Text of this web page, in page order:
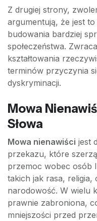
Z drugiej strony,
argumentują, że jest
budowania bardziej
społeczeństwa.
kształtowania
terminów przyczynia
dyskryminacji.
Mowa
Słowa
Mowa nienawiści jest
przekazu, które
przemoc wobec osób
takich jak rasa, religia,
narodowość. W wielu
prawnie zabroniona,
mniejszości przed